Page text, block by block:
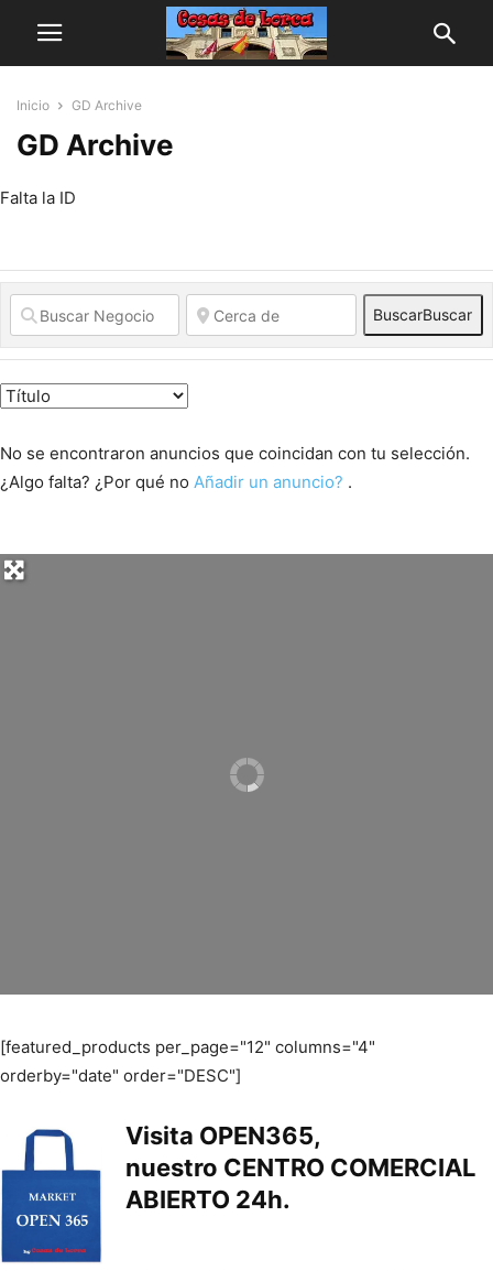
Inicio GD Archive
GD Archive
Falta la ID
BuscarBuscar
No se encontraron anuncios que coincidan con tu selección.
¿Algo falta? ¿Por qué no Añadir un anuncio? .
[featured_products per_page="12" columns="4"
orderby="date" order="DESC"]
Visita OPEN365,
nuestro CENTRO COMERCIAL
ABIERTO 24h.